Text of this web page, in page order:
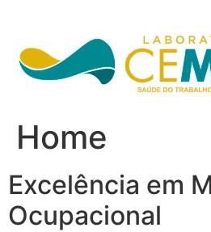
conteúdo
Home
Excelência em
Ocupacional